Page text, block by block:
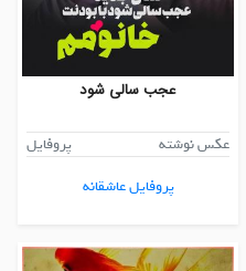
عجب سالی شود
عکس نوشته
پروفایل
پروفایل عاشقانه